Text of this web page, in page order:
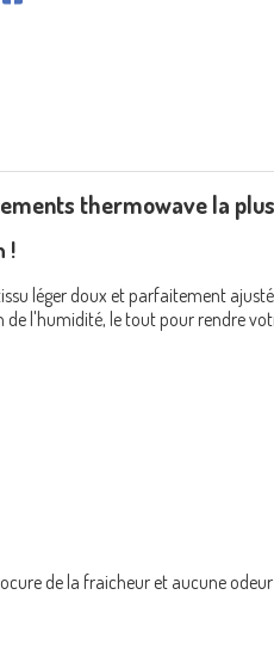
thermowave la
!
léger doux et parfaitement
l'humidité, le tout pour rendre
de la fraicheur et aucune